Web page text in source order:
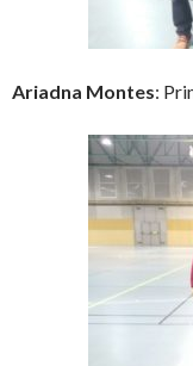
Ariadna Montes: